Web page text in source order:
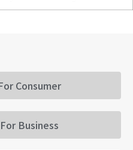
Consumer
For Business